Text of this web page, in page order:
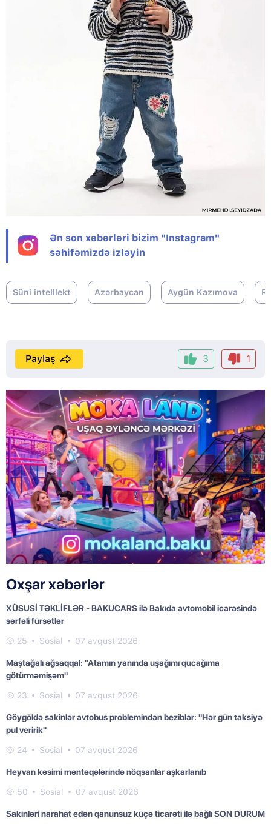
Ən son xəbərləri bizim "Instagram"
səhifəmizdə izləyin
Süni intelllekt Azərbaycan Aygün Kazımova
3 1
Paylaş
Oxşar xəbərlər
XÜSUSİ TƏKLİFLƏR - BAKUCARS ilə Bakıda avtomobil icarəsində
sərfəli fürsətlər
25 Sosial 07 avqust 2026
Maştağalı ağsaqqal: "Atamın yanında uşağımı qucağıma
götürməmişəm"
23 Sosial 07 avqust 2026
Göygöldə sakinlər avtobus problemindən beziblər: "Hər gün taksiyə
pul veririk"
24 Sosial 07 avqust 2026
Heyvan kəsimi məntəqələrində nöqsanlar aşkarlanıb
50 Sosial 07 avqust 2026
Sakinləri narahat edən qanunsuz küçə ticarəti ilə bağlı SON DURUM